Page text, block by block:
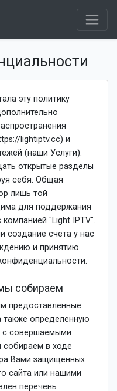
эту политику
lightiptv.cc) и
(наши Услуги).
открытые разделы
себя. Общая
лишь той
для поддержания
"Light IPTV".
создание счета у нас
и принятию
собираем
предоставленные
также определенную
совершаемыми
в ходе
Вами защищенных
сайта или нашими
перечень